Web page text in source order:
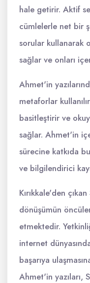
hale getirir. Aktif
cümlelerle net bir
sorular kullanarak
sağlar ve onları
Ahmet'in
metaforlar
basitleştirir ve
sağlar. Ahmet'in
sürecine katkıda
ve bilgilendirici
Kırıkkale'den
dönüşümün
etmektedir.
internet
başarıya
Ahmet'in yazıları,